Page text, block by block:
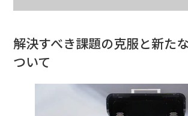
解決すべき課題の克服と新た
ついて